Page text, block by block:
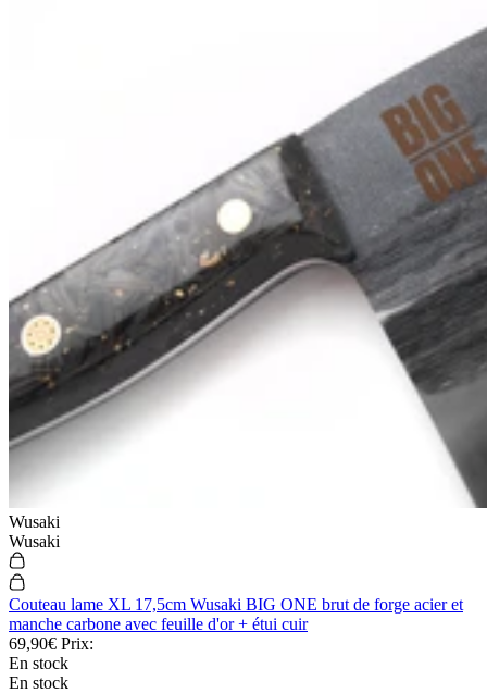
Wusaki
Wusaki
Couteau lame XL 17,5cm Wusaki BIG ONE brut de forge acier et
manche carbone avec feuille d'or + étui cuir
69,90€ Prix:
En stock
En stock